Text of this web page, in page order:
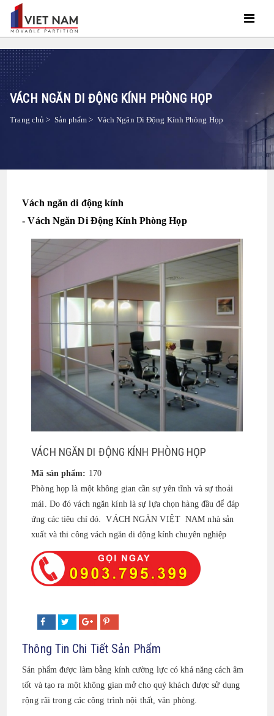
VÁCH NGĂN DI ĐỘNG KÍNH PHÒNG HỌP
Trang chủ > Sản phẩm > Vách Ngăn Di Động Kính Phòng Họp
Vách ngăn di động kính
- Vách Ngăn Di Động Kính Phòng Họp
VÁCH NGĂN DI ĐỘNG KÍNH PHÒNG HỌP
Mã sản phẩm: 170
Phòng họp là một không gian cần sự yên tĩnh và sự thoải
mái. Do đó vách ngăn kính là sự lựa chọn hàng đầu để đáp
ứng các tiêu chí đó. VÁCH NGĂN VIỆT NAM nhà sản
xuất và thi công vách ngăn di động kính chuyên nghiệp
Thông Tin Chi Tiết Sản Phẩm
Sản phẩm được làm bằng kính cường lực có khả năng cách âm
tốt và tạo ra một không gian mở cho quý khách được sử dụng
rộng rãi trong các công trình nội thất, văn phòng.